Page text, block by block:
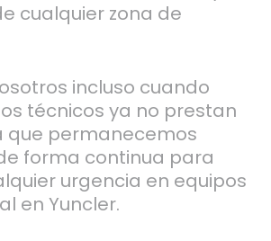
cualquier zona de
incluso cuando
técnicos ya no prestan
que permanecemos
forma continua para
urgencia en equipos
en Yuncler.